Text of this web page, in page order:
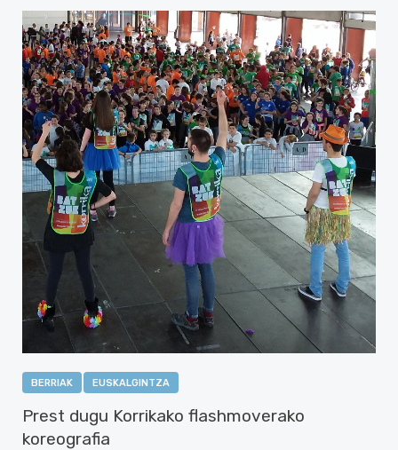
BERRIAK EUSKALGINTZA
Prest dugu Korrikako flashmoverako
koreografia